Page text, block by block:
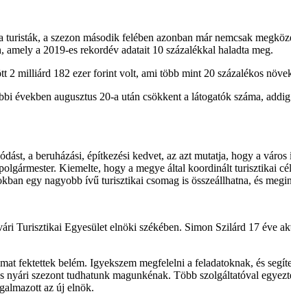
a szezon második felében azonban már nemcsak
a 2019-es rekordév adatait 10 százalékkal haladta meg.
2 milliárd 182 ezer forint volt, ami több mint 20 százalékos
augusztus 20-a után csökkent a látogatók száma,
a beruházási, építkezési kedvet, az azt mutatja, hogy a
Kiemelte, hogy a megye által koordinált turisztikai
egy nagyobb ívű turisztikai csomag is összeállhatna, és
Turisztikai Egyesület elnöki székében. Simon Szilárd 17 éve
fektettek belém. Igyekszem megfelelni a feladatoknak, és
szezont tudhatunk magunkénak. Több szolgáltatóval
az új elnök.